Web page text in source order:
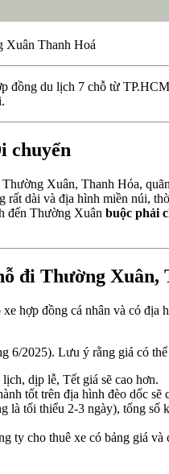
Xuân Thanh Hoá
đồng du lịch 7 chỗ từ
chuyển
Xuân, Thanh Hóa,
rất dài và địa hình miền núi,
đến Thường Xuân buộc phải
đi Thường Xuân,
hợp đồng cá nhân và có
6/2025). Lưu ý rằng giá có
dịp lễ, Tết giá sẽ cao hơn.
tốt trên địa hình đèo dốc sẽ
là tối thiểu 2-3 ngày), tổng
ty cho thuê xe có bảng giá và